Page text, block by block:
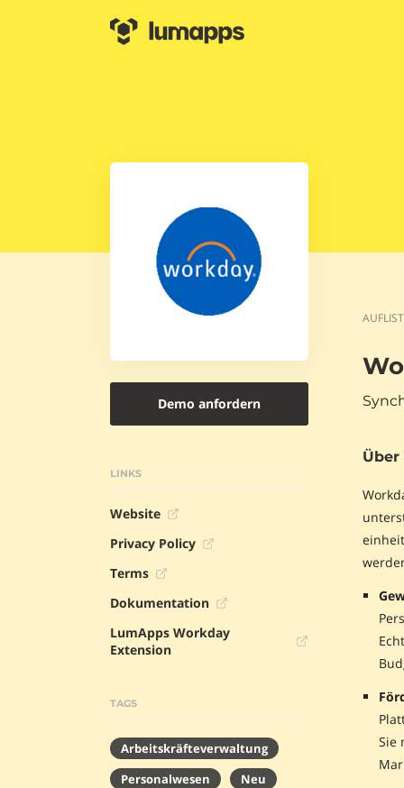
Demo anfordern
LINKS
Website
Privacy Policy
Terms
Dokumentation
LumApps Workday
Extension
TAGS
Arbeitskräfteverwaltung
Personalwesen
Neu
Sie